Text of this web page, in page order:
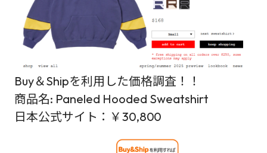
Buy＆Shipを利用した価格調査！！
商品名: Paneled Hooded Sweatshirt
日本公式サイト：￥30,800